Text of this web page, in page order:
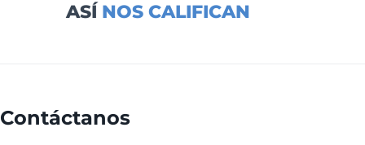
ASÍ NOS CALIFICAN
Contáctanos